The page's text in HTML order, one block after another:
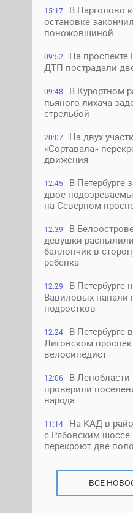
15:17
В Парголово
остановке
поножовщиной
09:52
На проспекте
ДТП пострадали
09:48
В Курортном
пьяного лихача
стрельбой
20:07
На двух
«Сортавала»
движения
12:45
В Петербурге
двое
на Северном
12:39
В
девушки
баллончик в
ребенка
12:29
В Петербурге
Вавиловых напали
подростков
12:24
В Петербурге
Лиговском
велосипедист
12:06
В
проверили
народа
11:14
На КАД в
с Рябовским шоссе
перекроют две
ВСЕ